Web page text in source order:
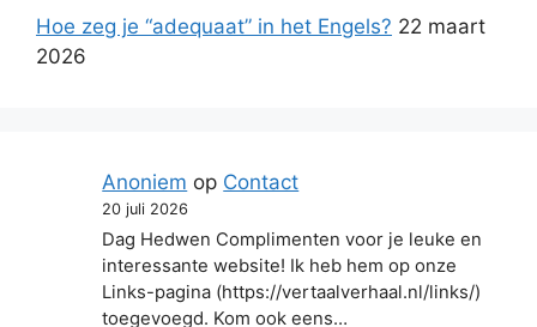
Hoe zeg je “adequaat” in het Engels? 22 maart
2026
Anoniem op Contact
20 juli 2026
Dag Hedwen Complimenten voor je leuke en
interessante website! Ik heb hem op onze
Links-pagina (https://vertaalverhaal.nl/links/)
toegevoegd. Kom ook eens…